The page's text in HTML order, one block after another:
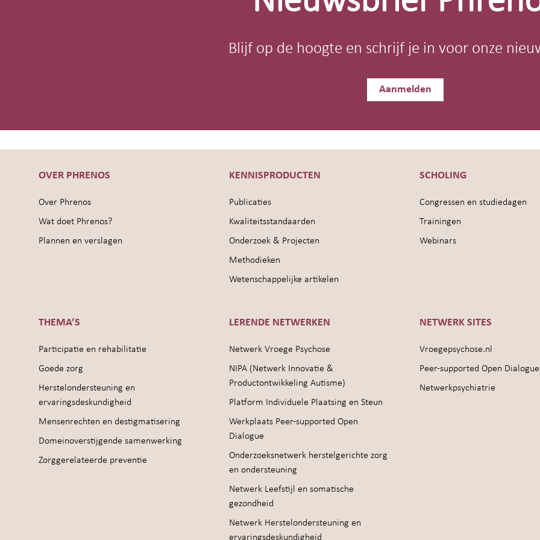
Blijf op de hoogte en schrijf je in voor onze
Aanmelden
OVER PHRENOS
Over Phrenos
Wat doet Phrenos?
Plannen en verslagen
KENNISPRODUCTEN
Publicaties
Kwaliteitsstandaarden
Onderzoek & Projecten
Methodieken
Wetenschappelijke artikelen
SCHOLING
Congressen en studiedagen
Trainingen
Webinars
THEMA’S
Participatie en rehabilitatie
Goede zorg
Herstelondersteuning en
ervaringsdeskundigheid
Mensenrechten en destigmatisering
Domeinoverstijgende samenwerking
Zorggerelateerde preventie
LERENDE NETWERKEN
Netwerk Vroege Psychose
NIPA (Netwerk Innovatie &
Productontwikkeling Autisme)
Platform Individuele Plaatsing en Steun
Werkplaats Peer-supported Open
Dialogue
Onderzoeksnetwerk herstelgerichte zorg
en ondersteuning
Netwerk Leefstijl en somatische
gezondheid
Netwerk Herstelondersteuning en
ervaringsdeskundigheid
NETWERK SITES
Vroegepsychose.nl
Peer-supported Open Dialogue
Netwerkpsychiatrie